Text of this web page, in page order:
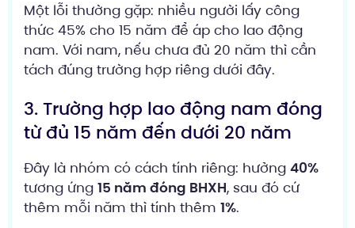
Một lỗi thường gặp: nhiều người lấy công
thức 45% cho 15 năm để áp cho lao động
nam. Với nam, nếu chưa đủ 20 năm thì cần
tách đúng trường hợp riêng dưới đây.
3. Trường hợp lao động nam đóng
từ đủ 15 năm đến dưới 20 năm
Đây là nhóm có cách tính riêng: hưởng 40%
tương ứng 15 năm đóng BHXH, sau đó cứ
thêm mỗi năm thì tính thêm 1%.